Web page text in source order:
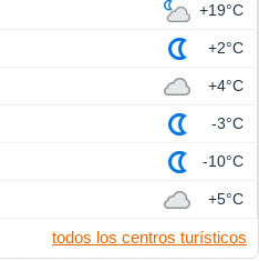
+19°C
+2°C
+4°C
-3°C
-10°C
+5°C
todos los centros turísticos